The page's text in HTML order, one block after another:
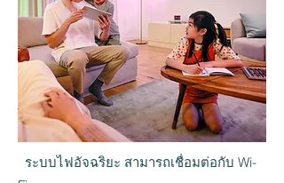
ระบบไฟอัจฉริยะ สามารถเชื่อมต่อกับ Wi-